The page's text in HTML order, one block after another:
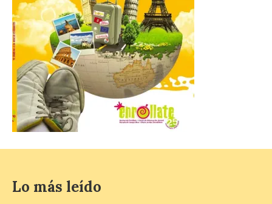
9 Ago 2026
El próximo 12 de agosto
se producirá el fenómeno
natural excepcional que
podrá verse en muchos
puntos de la comarca,
pero hay que recordar que la observación
debe hacerse siguiendo las pautas de
seguridad recomendadas. La Comarca de
Cinco Villas […]
La vigésima fotografía de
León de…viaje nos llega
Lo más leído